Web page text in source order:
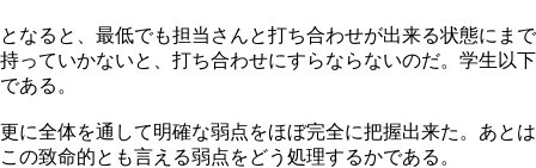
となると、最低でも担当さんと打ち合わせが出来る状態にまで
持っていかないと、打ち合わせにすらならないのだ。学生以下
である。
更に全体を通して明確な弱点をほぼ完全に把握出来た。あとは
この致命的とも言える弱点をどう処理するかである。